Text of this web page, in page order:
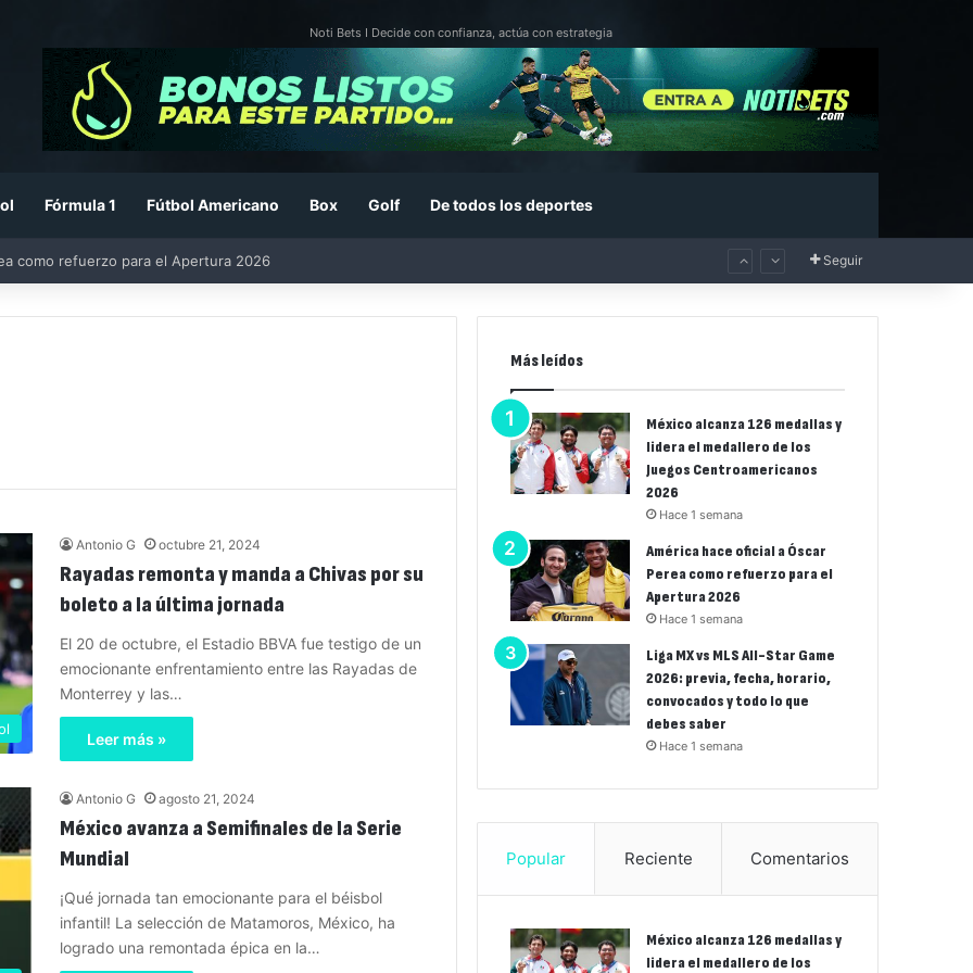
Noti Bets I Decide con confianza, actúa con estrategia
Fórmula 1 Fútbol Americano Box Golf De todos los deportes
Seguir
Antonio G octubre 21, 2024
Rayadas remonta y manda a Chivas por su
boleto a la última jornada
El 20 de octubre, el Estadio BBVA fue testigo de un
emocionante enfrentamiento entre las Rayadas de
Monterrey y las…
Leer más »
Antonio G agosto 21, 2024
México avanza a Semifinales de la Serie
Mundial
¡Qué jornada tan emocionante para el béisbol
infantil! La selección de Matamoros, México, ha
logrado una remontada épica en la…
Más leídos
México alcanza 126 medallas y
lidera el medallero de los
Juegos Centroamericanos
2026
Hace 1 semana
América hace oficial a Óscar
Perea como refuerzo para el
Apertura 2026
Hace 1 semana
Liga MX vs MLS All-Star Game
2026: previa, fecha, horario,
convocados y todo lo que
debes saber
Hace 1 semana
Popular Reciente Comentarios
México alcanza 126 medallas y
lidera el medallero de los